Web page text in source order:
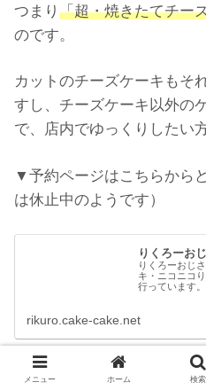
つまり 「超・焼きたてチー
のです。
カットのチーズケーキもそ
すし、チーズケーキ以外の
で、店内でゆっくりしたい
▼予約ページはこちらから
は休止中のようです）
りくろーお
りくろーおじ
キ・ニコニコ
行っています。
rikuro.cake-cake.net
メニュー ホーム 検索